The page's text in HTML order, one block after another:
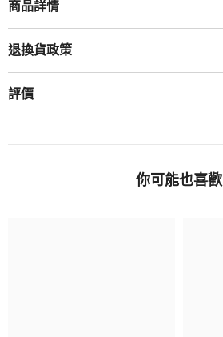
商品詳情
退換貨政策
評價
你可能也喜歡